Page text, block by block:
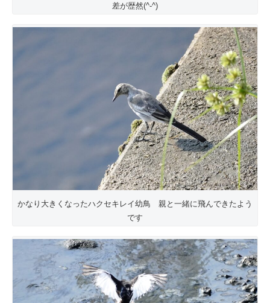
差が歴然(^-^)
かなり大きくなったハクセキレイ幼鳥 親と一緒に飛んできたよう
です